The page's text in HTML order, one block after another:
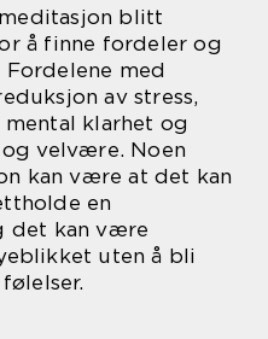
blitt
å finne fordeler og
med
av stress,
klarhet og
velvære. Noen
kan være at det kan
en
det kan være
uten å bli